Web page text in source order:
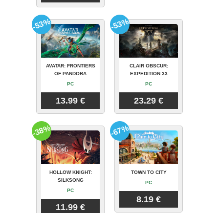
AVATAR: FRONTIERS
OF PANDORA
PC
13.99 €
-53%
CLAIR OBSCUR:
EXPEDITION 33
PC
23.29 €
-53%
HOLLOW KNIGHT:
SILKSONG
PC
11.99 €
-38%
TOWN TO CITY
PC
8.19 €
-67%